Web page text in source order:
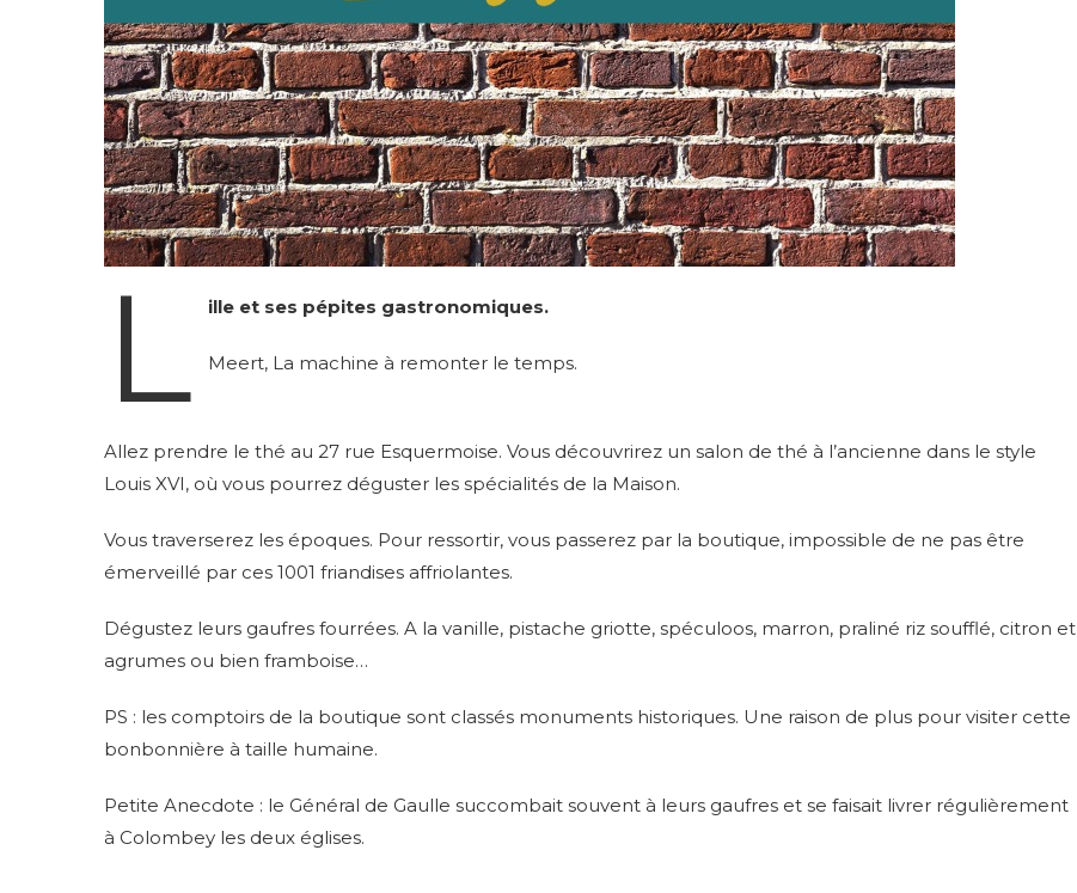
L ille et ses pépites gastronomiques.
Meert, La machine à remonter le temps.
Allez prendre le thé au 27 rue Esquermoise. Vous découvrirez un salon de thé à l’ancienne dans le style
Louis XVI, où vous pourrez déguster les spécialités de la Maison.
Vous traverserez les époques. Pour ressortir, vous passerez par la boutique, impossible de ne pas être
émerveillé par ces 1001 friandises affriolantes.
Dégustez leurs gaufres fourrées. A la vanille, pistache griotte, spéculoos, marron, praliné riz soufflé, citron et
agrumes ou bien framboise…
PS : les comptoirs de la boutique sont classés monuments historiques. Une raison de plus pour visiter cette
bonbonnière à taille humaine.
Petite Anecdote : le Général de Gaulle succombait souvent à leurs gaufres et se faisait livrer régulièrement
à Colombey les deux églises.